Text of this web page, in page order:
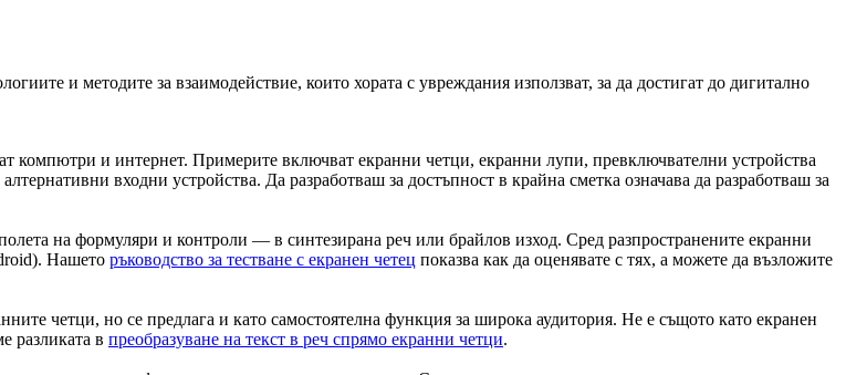
и методите за взаимодействие, които хората с увреждания използват, за да достигат до дигитално
компютри и интернет. Примерите включват екранни четци, екранни лупи, превключвателни устройства
входни устройства. Да разработваш за достъпност в крайна сметка означава да разработваш за
на формуляри и контроли — в синтезирана реч или брайлов изход. Сред разпространените екранни
Нашето ръководство за тестване с екранен четец показва как да оценявате с тях, а можете да възложите
четци, но се предлага и като самостоятелна функция за широка аудитория. Не е същото като екранен
разликата в преобразуване на текст в реч спрямо екранни четци.